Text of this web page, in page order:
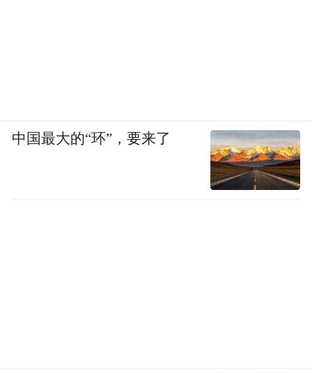
中国最大的“环”，要来了